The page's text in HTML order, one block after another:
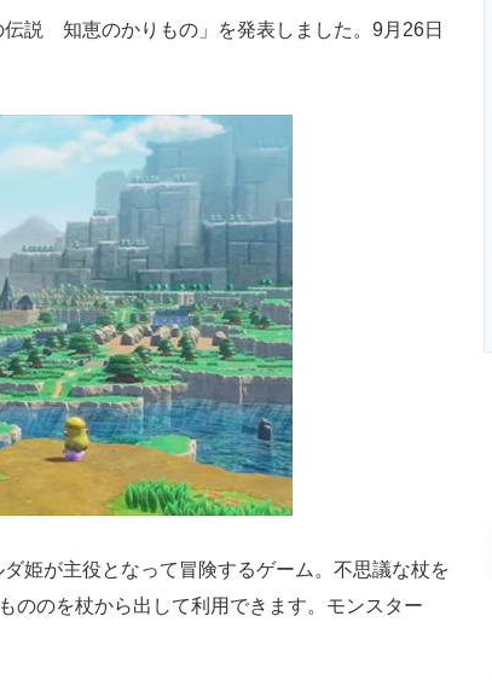
説 知恵のかりもの」を発表しました。9月26日
姫が主役となって冒険するゲーム。不思議な杖を
ののを杖から出して利用できます。モンスター